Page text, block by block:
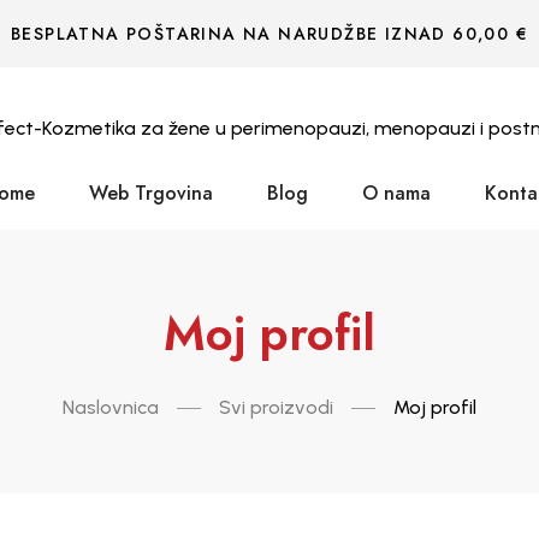
BESPLATNA POŠTARINA NA NARUDŽBE IZNAD 60,00 €
Web Trgovina Blog O nama
Moj profil
Naslovnica Svi proizvodi Moj profil